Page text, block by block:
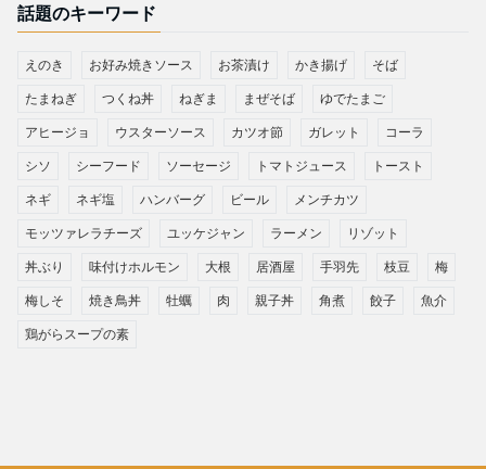
話題のキーワード
えのき お好み焼きソース お茶漬け かき揚げ そば
たまねぎ つくね丼 ねぎま まぜそば ゆでたまご
アヒージョ ウスターソース カツオ節 ガレット コーラ
シソ シーフード ソーセージ トマトジュース トースト
ネギ ネギ塩 ハンバーグ ビール メンチカツ
モッツァレラチーズ ユッケジャン ラーメン リゾット
丼ぶり 味付けホルモン 大根 居酒屋 手羽先 枝豆 梅
梅しそ 焼き鳥丼 牡蠣 肉 親子丼 角煮 餃子 魚介
鶏がらスープの素